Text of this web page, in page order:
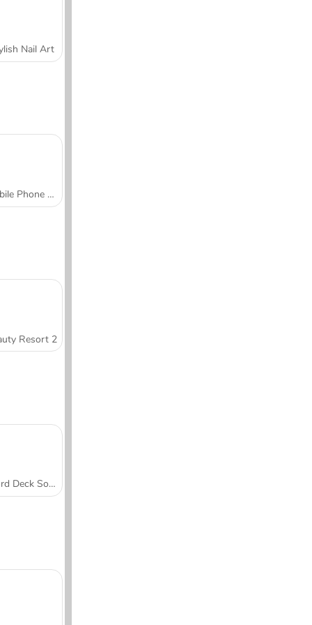
Nail Art
Mobile Phone Case Design & DIY
Resort 2
Word Deck Solitaire